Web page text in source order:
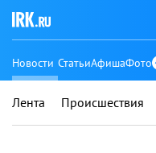
Новости СтатьиАфишаФото
Лента Происшествия